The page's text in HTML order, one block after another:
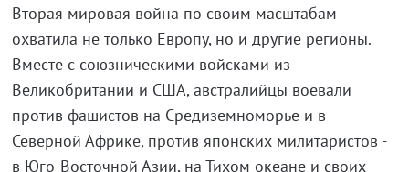
Вторая мировая война по своим масштабам
охватила не только Европу, но и другие регионы.
Вместе с союзническими войсками из
Великобритании и США, австралийцы воевали
против фашистов на Средиземноморье и в
Северной Африке, против японских милитаристов -
в Юго-Восточной Азии, на Тихом океане и своих